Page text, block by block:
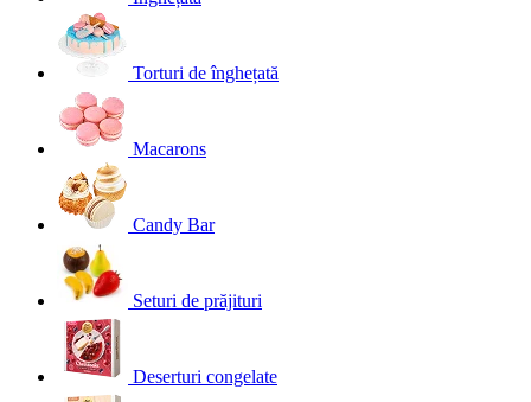
Torturi de înghețată
Macarons
Candy Bar
Seturi de prăjituri
Deserturi congelate